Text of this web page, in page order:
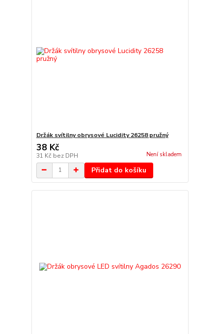
Držák svítilny obrysové Lucidity 26258 pružný
38 Kč
31 Kč bez DPH Není skladem
Přidat do košíku